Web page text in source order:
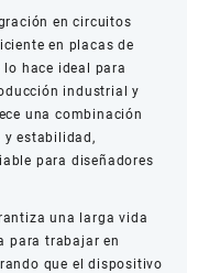
en circuitos
en placas de
hace ideal para
industrial y
una combinación
y estabilidad,
para diseñadores
una larga vida
para trabajar en
que el dispositivo